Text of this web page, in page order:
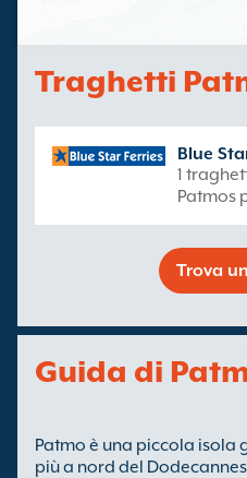
Traghetti
Blue
1
Patmos
Trova
Guida di
Patmo è una piccola isola
più a nord del